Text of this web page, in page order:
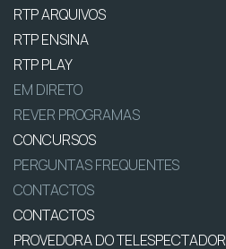
RTP ARQUIVOS
RTP ENSINA
RTP PLAY
EM DIRETO
REVER PROGRAMAS
CONCURSOS
PERGUNTAS FREQUENTES
CONTACTOS
CONTACTOS
PROVEDORA DO TELESPECTADOR